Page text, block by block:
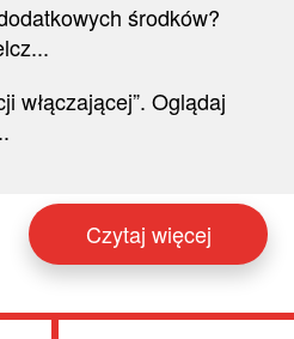
środków?
włączającej”. Oglądaj
Czytaj więcej